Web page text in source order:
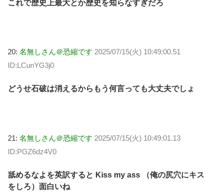
これで歴史上最大とか歴史を知らなすぎだろ
20: 名無しさん＠恐縮です 2025/07/15(火) 10:49:00.51
ID:LCunYG3j0
どうせ石破は消えるからもう何言っても大丈夫でしょ
21: 名無しさん＠恐縮です 2025/07/15(火) 10:49:01.13
ID:PGZ6dz4V0
舐めるなよを英訳すると Kiss my ass （俺の尻穴にキス
をしろ）面白いね